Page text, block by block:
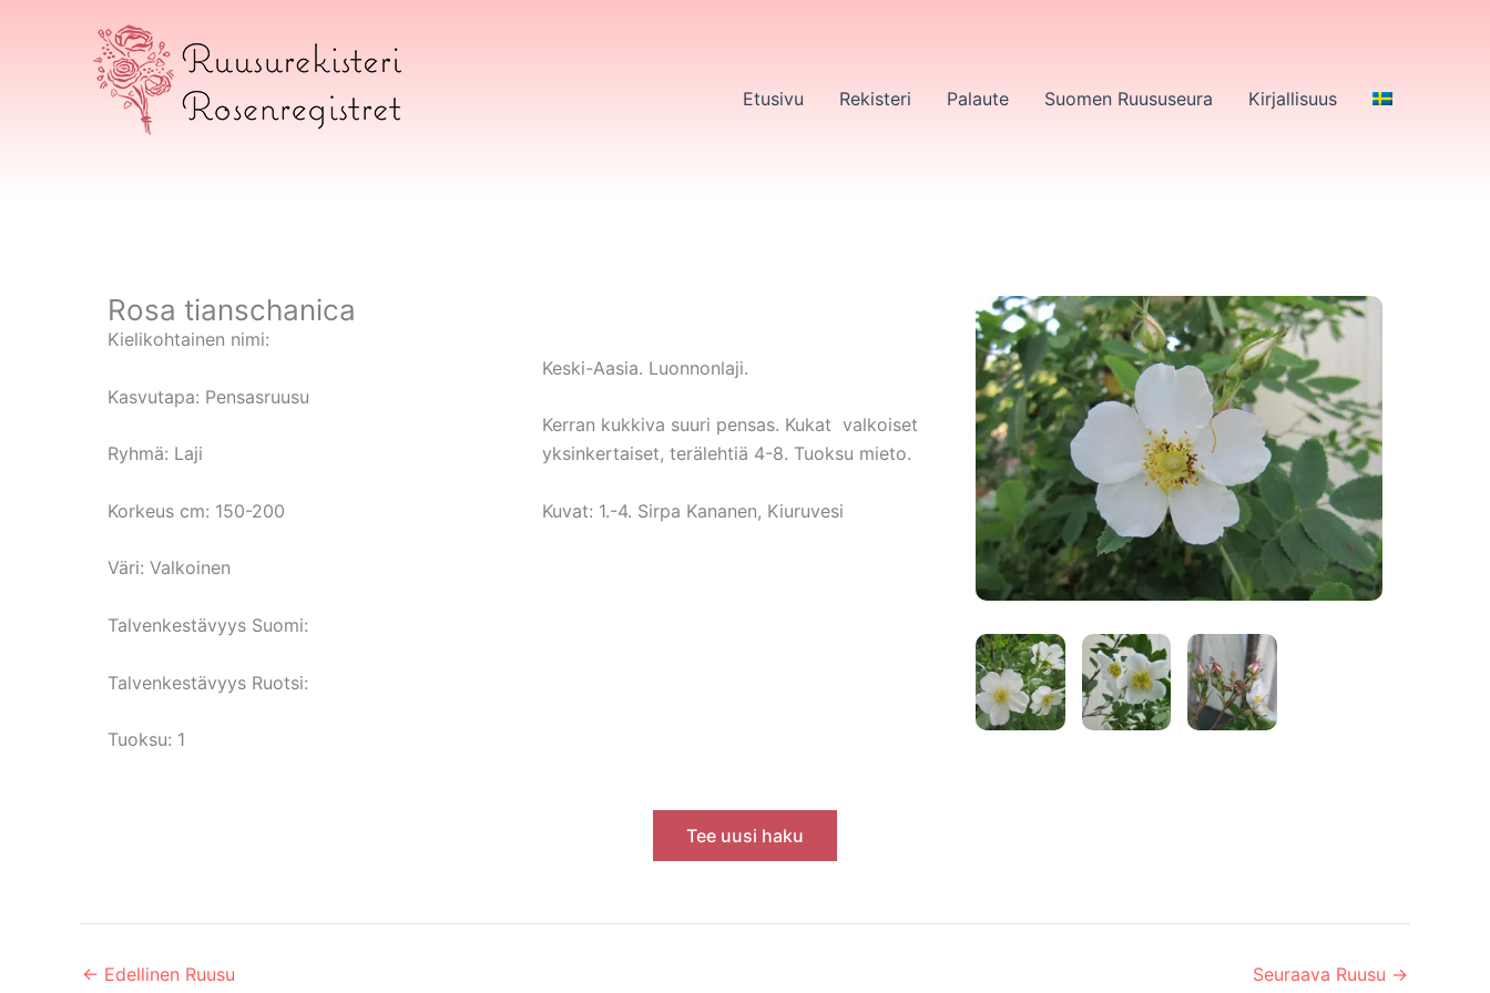
Etusivu Rekisteri Palaute Suomen Ruususeura Kirjallisuus
Rosa tianschanica
Kielikohtainen nimi:
Kasvutapa: Pensasruusu
Ryhmä: Laji
Korkeus cm: 150-200
Väri: Valkoinen
Talvenkestävyys Suomi:
Talvenkestävyys Ruotsi:
Tuoksu: 1
Keski-Aasia. Luonnonlaji.
Kerran kukkiva suuri pensas. Kukat valkoiset
yksinkertaiset, terälehtiä 4-8. Tuoksu mieto.
Kuvat: 1.-4. Sirpa Kananen, Kiuruvesi
Tee uusi haku
← Edellinen Ruusu Seuraava Ruusu →